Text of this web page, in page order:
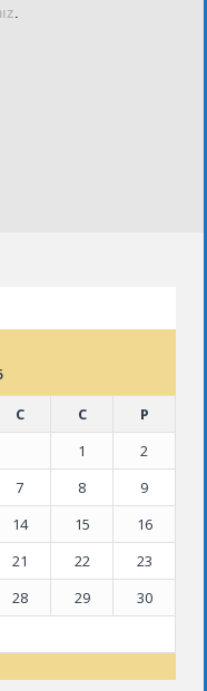
C C
P
1
2
7 8
9
14 15
16
21 22
23
28 29
30